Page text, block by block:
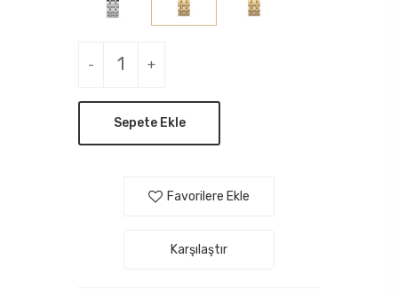
- +
Sepete Ekle
Favorilere Ekle
Karşılaştır